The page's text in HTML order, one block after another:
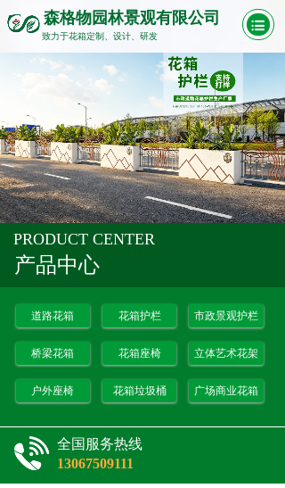
森格物园林景观有限公司
致力于花箱定制、设计、研发
道路花箱 花箱护栏 市政景观护栏
桥梁花箱 花箱座椅 立体艺术花架
户外座椅 花箱垃圾桶 广场商业花箱
产品中心
PRODUCT CENTER
全国服务热线
13067509111